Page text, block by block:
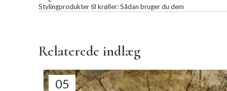
Stylingprodukter til krøller: Sådan bruger du dem
Relaterede indlæg
05